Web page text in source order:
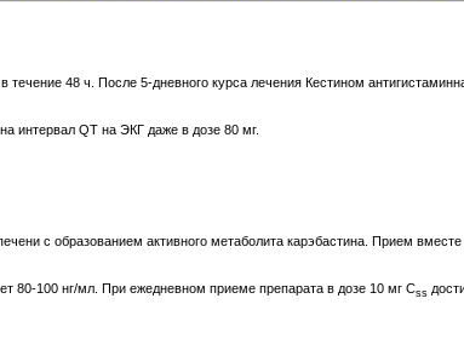
48 ч. После 5-дневного курса лечения Кестином
интервал QT на ЭКГ даже в дозе 80 мг.
с образованием активного метаболита карэбастина. Прием
80-100 нг/мл. При ежедневном приеме препарата в дозе 10 мг Css